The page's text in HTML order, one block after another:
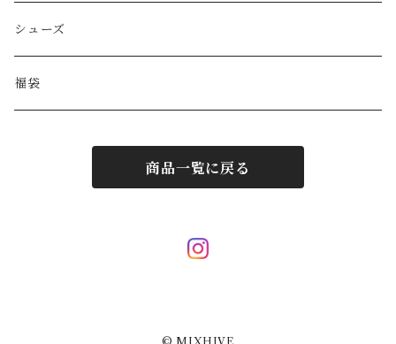
HYSTERIC GLAMOUR
BALENCIAGA
JIL SANDER
キーケース
ポーチ
リング
その他アクセサリー
シューズ
福袋
商品一覧に戻る